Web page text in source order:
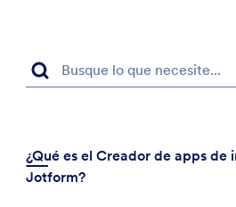
¿Qué es el Creador de apps de
Jotform?